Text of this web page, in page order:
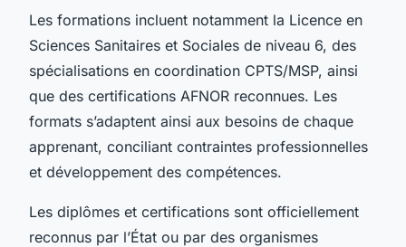
Les formations incluent notamment la Licence en
Sciences Sanitaires et Sociales de niveau 6, des
spécialisations en coordination CPTS/MSP, ainsi
que des certifications AFNOR reconnues. Les
formats s’adaptent ainsi aux besoins de chaque
apprenant, conciliant contraintes professionnelles
et développement des compétences.
Les diplômes et certifications sont officiellement
reconnus par l’État ou par des organismes